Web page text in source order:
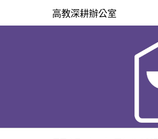
高教深耕辦公室